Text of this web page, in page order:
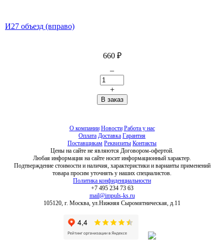
И27 объезд (вправо)
660 ₽
–
+
О компании Новости Работа у нас
Оплата Доставка Гарантия
Поставщикам Реквизиты Контакты
Цены на сайте не являются Договором-офертой.
Любая информация на сайте носит информационный характер.
Подтверждение стоимости и наличия, характеристики и варианты применений
товара просим уточнять у наших специалистов.
Политика конфиденциальности
+7 495 234 73 63
mail@impuls-ks.ru
105120, г. Москва, ул.Нижняя Сыромятническая, д.11